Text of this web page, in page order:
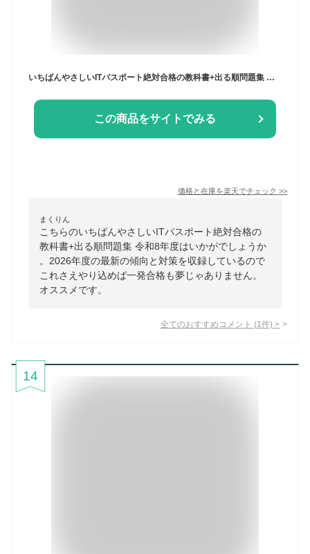
いちばんやさしいITパスポート絶対合格の教科書+出る順問題集 令和8年度／高橋京介【3000円以上送料無料】
この商品をサイトでみる
価格と在庫を楽天でチェック >>
まくりん
こちらのいちばんやさしいITパスポート絶対合格の
教科書+出る順問題集 令和8年度はいかがでしょうか
。2026年度の最新の傾向と対策を収録しているので
これさえやり込めば一発合格も夢じゃありません。
オススメです。
全てのおすすめコメント (1 件) >
14